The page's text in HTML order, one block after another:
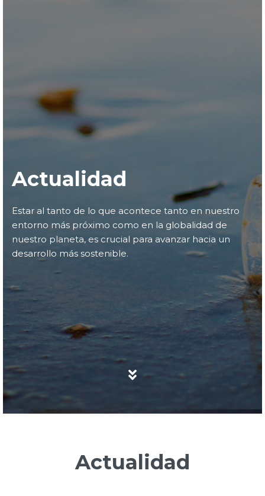
Actualidad
Estar al tanto de lo que acontece tanto en nuestro
entorno más próximo como en la globalidad de
nuestro planeta, es crucial para avanzar hacia un
desarrollo más sostenible.
Actualidad